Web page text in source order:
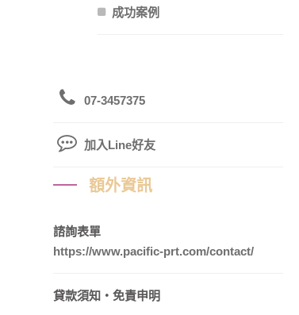
成功案例
07-3457375
加入Line好友
額外資訊
諮詢表單
https://www.pacific-prt.com/contact/
貸款須知・免責申明